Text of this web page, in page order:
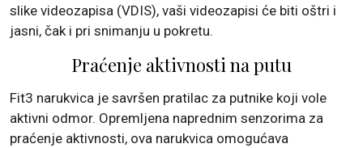
slike videozapisa (VDIS), vaši videozapisi će biti oštri i
jasni, čak i pri snimanju u pokretu.
Praćenje aktivnosti na putu
Fit3 narukvica je savršen pratilac za putnike koji vole
aktivni odmor. Opremljena naprednim senzorima za
praćenje aktivnosti, ova narukvica omogućava